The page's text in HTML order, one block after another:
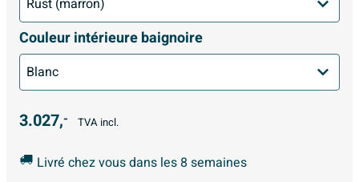
Couleur intérieure baignoire
3.027,- TVA incl.
Livré chez vous dans les 8 semaines